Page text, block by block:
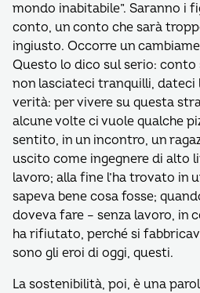
mondo inabitabile”. Saranno i
conto, un conto che sarà
ingiusto. Occorre un
Questo lo dico sul serio: conto
non lasciateci tranquilli, dateci
verità: per vivere su questa
alcune volte ci vuole qualche
sentito, in un incontro, un
uscito come ingegnere di alto
lavoro; alla fine l’ha trovato in
sapeva bene cosa fosse;
doveva fare – senza lavoro, in
ha rifiutato, perché si
sono gli eroi di oggi, questi.
La sostenibilità, poi, è una